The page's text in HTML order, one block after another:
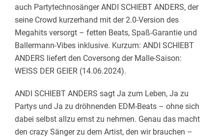
auch Partytechnosänger ANDI SCHIEBT ANDERS, der
seine Crowd kurzerhand mit der 2.0-Version des
Megahits versorgt – fetten Beats, Spaß-Garantie und
Ballermann-Vibes inklusive. Kurzum: ANDI SCHIEBT
ANDERS liefert den Coversong der Malle-Saison:
WEISS DER GEIER (14.06.2024).
ANDI SCHIEBT ANDERS sagt Ja zum Leben, Ja zu
Partys und Ja zu dröhnenden EDM-Beats – ohne sich
dabei selbst allzu ernst zu nehmen. Genau das macht
den crazy Sänger zu dem Artist, den wir brauchen –